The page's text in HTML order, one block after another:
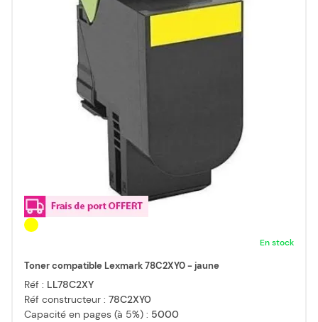
En stock
Toner compatible Lexmark 78C2XY0 - jaune
Réf : LL78C2XY
Réf constructeur : 78C2XY0
Capacité en pages (à 5%) : 5000